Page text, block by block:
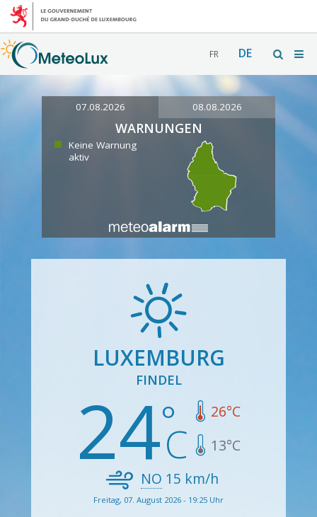
FR DE
07.08.2026 08.08.2026
WARNUNGEN
Keine Warnung
aktiv
LUXEMBURG
FINDEL
24 26°C
13°C
NO 15 km/h
Freitag, 07. August 2026 - 19:25 Uhr